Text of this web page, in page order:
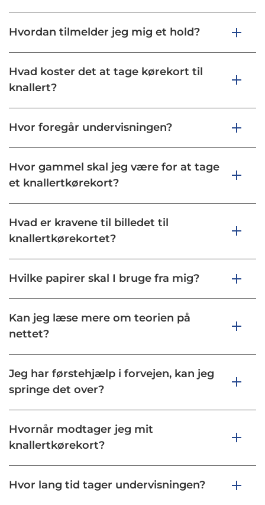
Hvordan tilmelder jeg mig et hold?
Hvad koster det at tage kørekort til
knallert?
Hvor foregår undervisningen?
Hvor gammel skal jeg være for at tage
et knallertkørekort?
Hvad er kravene til billedet til
knallertkørekortet?
Hvilke papirer skal I bruge fra mig?
Kan jeg læse mere om teorien på
nettet?
Jeg har førstehjælp i forvejen, kan jeg
springe det over?
Hvornår modtager jeg mit
knallertkørekort?
Hvor lang tid tager undervisningen?